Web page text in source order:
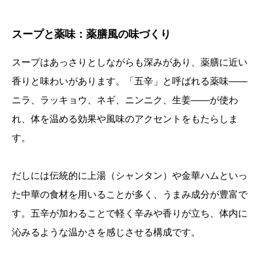
スープと薬味：薬膳風の味づくり
スープはあっさりとしながらも深みがあり、薬膳に近い
香りと味わいがあります。「五辛」と呼ばれる薬味――
ニラ、ラッキョウ、ネギ、ニンニク、生姜――が使わ
れ、体を温める効果や風味のアクセントをもたらしま
す。
だしには伝統的に上湯（シャンタン）や金華ハムといっ
た中華の食材を用いることが多く、うまみ成分が豊富で
す。五辛が加わることで軽く辛みや香りが立ち、体内に
沁みるような温かさを感じさせる構成です。